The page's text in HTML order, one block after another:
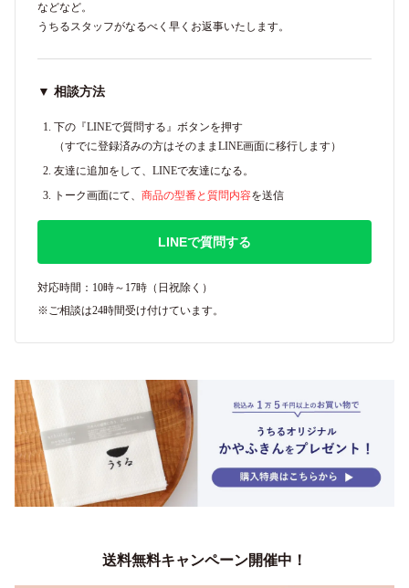
などなど。
うちるスタッフがなるべく早くお返事いたします。
▼ 相談方法
下の『LINEで質問する』ボタンを押す
（すでに登録済みの方はそのままLINE画面に移行します）
友達に追加をして、LINEで友達になる。
トーク画面にて、 商品の型番と質問内容を送信
LINEで質問する
対応時間：10時～17時（日祝除く）
※ご相談は24時間受け付けています。
送料無料キャンペーン開催中！